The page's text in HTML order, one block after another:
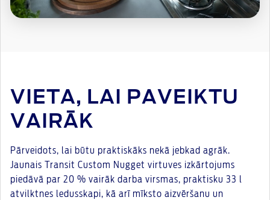
VIETA, LAI PAVEIKTU
VAIRĀK
Pārveidots, lai būtu praktiskāks nekā jebkad agrāk.
Jaunais Transit Custom Nugget virtuves izkārtojums
piedāvā par 20 % vairāk darba virsmas, praktisku 33 l
atvilktnes ledusskapi, kā arī mīksto aizvēršanu un